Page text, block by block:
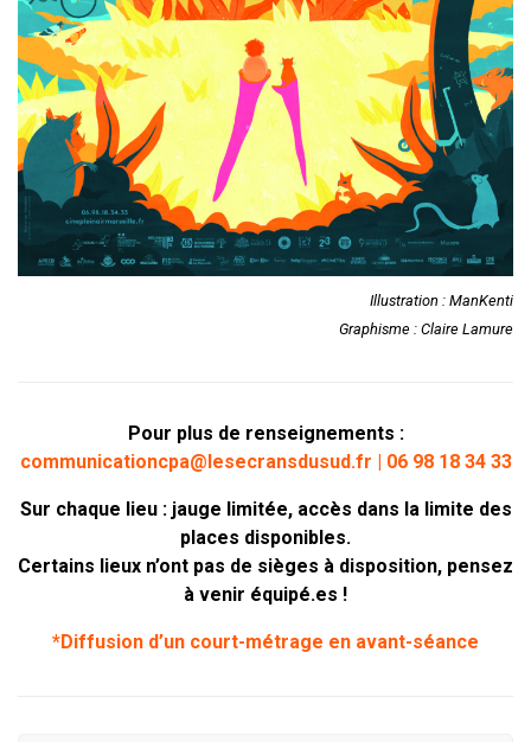
Illustration : ManKenti
Graphisme : Claire Lamure
Pour plus de renseignements :
communicationcpa@lesecransdusud.fr | 06 98 18 34 33
Sur chaque lieu : jauge limitée, accès dans la limite des
places disponibles.
Certains lieux n’ont pas de sièges à disposition, pensez
à venir équipé.es !
*Diffusion d’un court-métrage en avant-séance